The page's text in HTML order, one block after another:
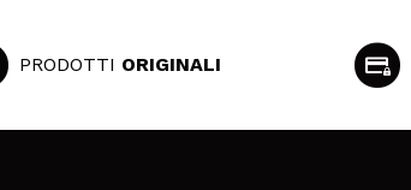
PRODOTTI ORIGINALI